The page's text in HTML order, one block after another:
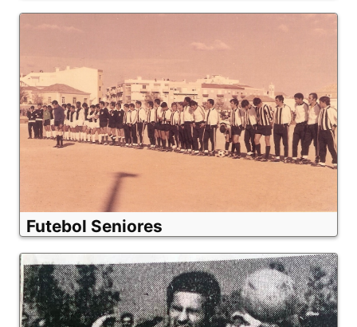
Futebol Seniores